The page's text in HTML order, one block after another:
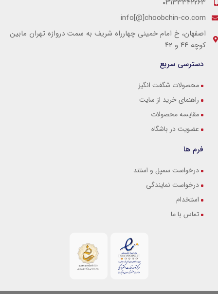
۰۳۱۳۳۳۴۲۲۶۳
info[@]choobchin-co.com
اصفهان، خ امام خمینی چهارراه شریف به سمت دروازه تهران مابین
کوچه ۴۴ و ۴۲
دسترسی سریع
محصولات شگفت انگیز
راهنمای خرید از سایت
مقایسه محصولات
عضویت در باشگاه
فرم ها
درخواست سمپل و استند
درخواست نمایندگی
استخدام
تماس با ما